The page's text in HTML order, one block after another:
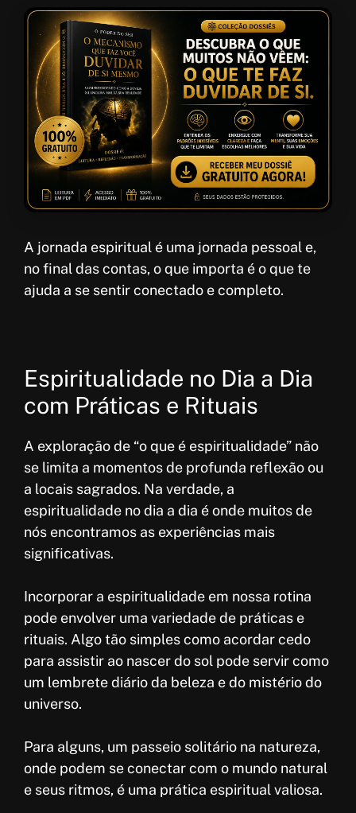
A jornada espiritual é uma jornada pessoal e,
no final das contas, o que importa é o que te
ajuda a se sentir conectado e completo.
Espiritualidade no Dia a Dia
com Práticas e Rituais
A exploração de “o que é espiritualidade” não
se limita a momentos de profunda reflexão ou
a locais sagrados. Na verdade, a
espiritualidade no dia a dia é onde muitos de
nós encontramos as experiências mais
significativas.
Incorporar a espiritualidade em nossa rotina
pode envolver uma variedade de práticas e
rituais. Algo tão simples como acordar cedo
para assistir ao nascer do sol pode servir como
um lembrete diário da beleza e do mistério do
universo.
Para alguns, um passeio solitário na natureza,
onde podem se conectar com o mundo natural
e seus ritmos, é uma prática espiritual valiosa.